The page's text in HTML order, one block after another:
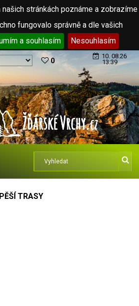
stránkách poznáme a zobrazíme
fungovalo správně a dle vašich
a souhlasím Nesouhlasím
0
10. 08.26
13:39
PĚŠÍ TRASY